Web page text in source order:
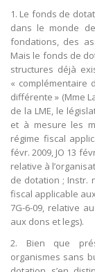
1. Le fonds de
dans le monde
fondations, des
Mais le fonds de
structures déjà
« complémentaire
différente » (Mme
de la LME, le
et à mesure les
régime fiscal
févr. 2009, JO 13
relative à
de dotation ; Instr.
fiscal applicable
7G-6-09, relative
aux dons et legs).
2. Bien que
organismes sans